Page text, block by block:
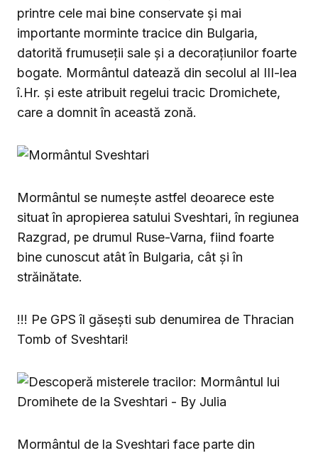
printre cele mai bine conservate și mai
importante morminte tracice din Bulgaria,
datorită frumuseții sale și a decorațiunilor foarte
bogate. Mormântul datează din secolul al III-lea
î.Hr. și este atribuit regelui tracic Dromichete,
care a domnit în această zonă.
Mormântul se numește astfel deoarece este
situat în apropierea satului Sveshtari, în regiunea
Razgrad, pe drumul Ruse-Varna, fiind foarte
bine cunoscut atât în Bulgaria, cât și în
străinătate.
!!! Pe GPS îl găsești sub denumirea de Thracian
Tomb of Sveshtari!
Mormântul de la Sveshtari face parte din